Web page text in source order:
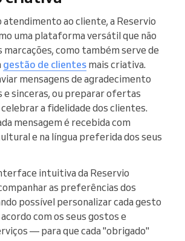
atendimento ao cliente, a Reservio
uma plataforma versátil que não
marcações, como também serve de
gestão de clientes mais criativa.
mensagens de agradecimento
e sinceras, ou preparar ofertas
a fidelidade dos clientes.
mensagem é recebida com
e na língua preferida dos seus
intuitiva da Reservio
as preferências dos
possível personalizar cada gesto
com os seus gostos e
— para que cada "obrigado"